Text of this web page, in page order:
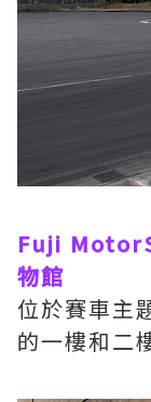
Fuji
物館
位於賽車
的一樓和二